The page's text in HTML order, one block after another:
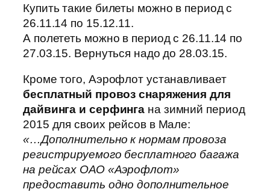
Купить такие билеты можно в период с
26.11.14 по 15.12.11.
А полететь можно в период с 26.11.14 по
27.03.15. Вернуться надо до 28.03.15.
Кроме того, Аэрофлот устанавливает
бесплатный провоз снаряжения для
дайвинга и серфинга на зимний период
2015 для своих рейсов в Мале:
«…Дополнительно к нормам провоза
регистрируемого бесплатного багажа
на рейсах ОАО «Аэрофлот»
предоставить одно дополнительное